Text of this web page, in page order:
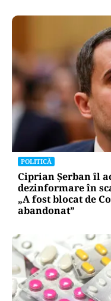
POLITICĂ
Ciprian Șerban îl
dezinformare în
„A fost blocat de
abandonat”